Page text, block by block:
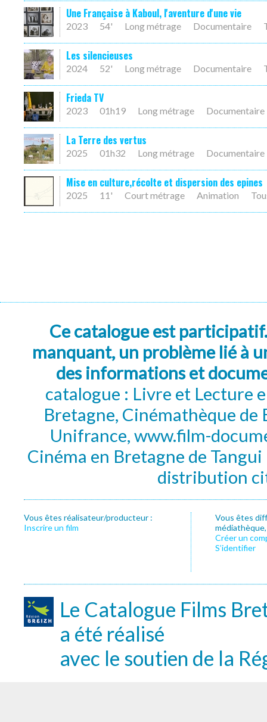
Une Française à Kaboul, l'aventure d'une vie
2023 54' Long métrage Documentaire
Les silencieuses
2024 52' Long métrage Documentaire
Frieda TV
2023 01h19 Long métrage Documentaire
La Terre des vertus
2025 01h32 Long métrage Documentaire
Mise en culture,récolte et dispersion des epines
2025 11' Court métrage Animation
Ce catalogue est
manquant, un problème lié à
des informations et
catalogue : Livre et Lecture
Bretagne, Cinémathèque de
Unifrance, www.film-
Cinéma en Bretagne de
distribution
Vous êtes réalisateur/producteur :
Inscrire un film
Vous êtes
Créer un
S’identifier
Le Catalogue Films
a été réalisé
avec le soutien de la